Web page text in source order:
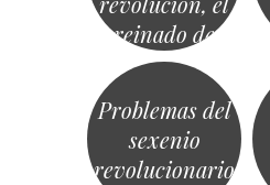
reinado de
Amadeo I y la
República.
Problemas del
sexenio
revolucionario